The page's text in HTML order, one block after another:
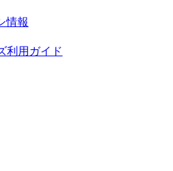
情報
利用ガイド